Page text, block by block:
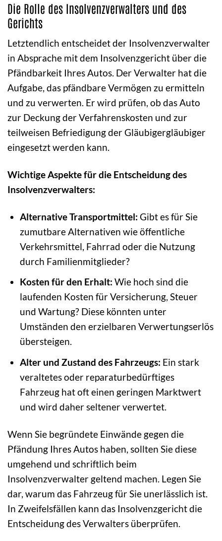
Die Rolle des Insolvenzverwalters und des
Gerichts
Letztendlich entscheidet der Insolvenzverwalter
in Absprache mit dem Insolvenzgericht über die
Pfändbarkeit Ihres Autos. Der Verwalter hat die
Aufgabe, das pfändbare Vermögen zu ermitteln
und zu verwerten. Er wird prüfen, ob das Auto
zur Deckung der Verfahrenskosten und zur
teilweisen Befriedigung der Gläubigergläubiger
eingesetzt werden kann.
Wichtige Aspekte für die Entscheidung des
Insolvenzverwalters:
Alternative Transportmittel: Gibt es für Sie
zumutbare Alternativen wie öffentliche
Verkehrsmittel, Fahrrad oder die Nutzung
durch Familienmitglieder?
Kosten für den Erhalt: Wie hoch sind die
laufenden Kosten für Versicherung, Steuer
und Wartung? Diese könnten unter
Umständen den erzielbaren Verwertungserlös
übersteigen.
Alter und Zustand des Fahrzeugs: Ein stark
veraltetes oder reparaturbedürftiges
Fahrzeug hat oft einen geringen Marktwert
und wird daher seltener verwertet.
Wenn Sie begründete Einwände gegen die
Pfändung Ihres Autos haben, sollten Sie diese
umgehend und schriftlich beim
Insolvenzverwalter geltend machen. Legen Sie
dar, warum das Fahrzeug für Sie unerlässlich ist.
In Zweifelsfällen kann das Insolvenzgericht die
Entscheidung des Verwalters überprüfen.